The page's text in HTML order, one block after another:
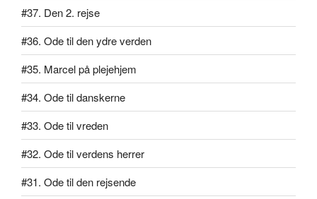
#37. Den 2. rejse
#36. Ode til den ydre verden
#35. Marcel på plejehjem
#34. Ode til danskerne
#33. Ode til vreden
#32. Ode til verdens herrer
#31. Ode til den rejsende